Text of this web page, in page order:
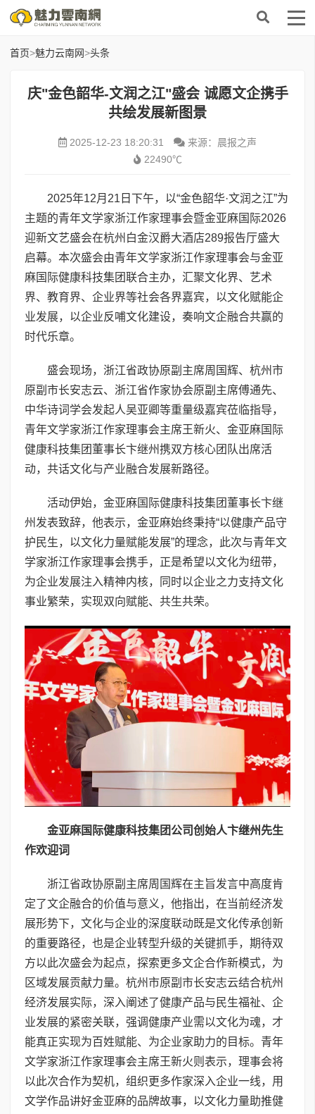
首页>魅力云南网>头条
庆"金色韶华-文润之江"盛会 诚愿文企携手
共绘发展新图景
2025-12-23 18:20:31
来源：晨报之声
22490℃
2025年12月21日下午，以“金色韶华·文润之江”为
主题的青年文学家浙江作家理事会暨金亚麻国际2026
迎新文艺盛会在杭州白金汉爵大酒店289报告厅盛大
启幕。本次盛会由青年文学家浙江作家理事会与金亚
麻国际健康科技集团联合主办，汇聚文化界、艺术
界、教育界、企业界等社会各界嘉宾，以文化赋能企
业发展，以企业反哺文化建设，奏响文企融合共赢的
时代乐章。
盛会现场，浙江省政协原副主席周国辉、杭州市
原副市长安志云、浙江省作家协会原副主席傅通先、
中华诗词学会发起人吴亚卿等重量级嘉宾莅临指导，
青年文学家浙江作家理事会主席王新火、金亚麻国际
健康科技集团董事长卞继州携双方核心团队出席活
动，共话文化与产业融合发展新路径。
活动伊始，金亚麻国际健康科技集团董事长卞继
州发表致辞，他表示，金亚麻始终秉持“以健康产品守
护民生，以文化力量赋能发展”的理念，此次与青年文
学家浙江作家理事会携手，正是希望以文化为纽带，
为企业发展注入精神内核，同时以企业之力支持文化
事业繁荣，实现双向赋能、共生共荣。
金亚麻国际健康科技集团公司创始人卞继州先生
作欢迎词
浙江省政协原副主席周国辉在主旨发言中高度肯
定了文企融合的价值与意义，他指出，在当前经济发
展形势下，文化与企业的深度联动既是文化传承创新
的重要路径，也是企业转型升级的关键抓手，期待双
方以此次盛会为起点，探索更多文企合作新模式，为
区域发展贡献力量。杭州市原副市长安志云结合杭州
经济发展实际，深入阐述了健康产品与民生福祉、企
业发展的紧密关联，强调健康产业需以文化为魂，才
能真正实现为百姓赋能、为企业家助力的目标。青年
文学家浙江作家理事会主席王新火则表示，理事会将
以此次合作为契机，组织更多作家深入企业一线，用
文学作品讲好金亚麻的品牌故事，以文化力量助推健